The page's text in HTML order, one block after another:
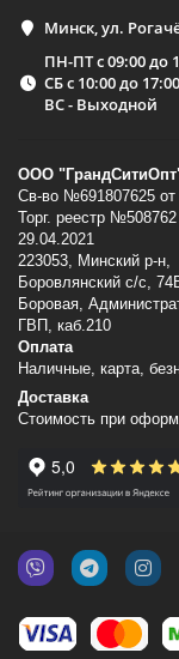
Минск, ул.
ПН-ПТ с 09:00 до
СБ с 10:00 до 17:00
ВС - Выходной
ООО
Св-во №691807625 от
Торг. реестр №508762
29.04.2021
223053, Минский p-н,
Боровлянский с/с,
Боровая,
ГВП, каб.210
Оплата
Наличные, карта,
Доставка
Стоимость при